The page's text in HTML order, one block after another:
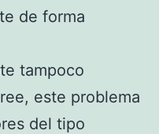
de forma
tampoco
este problema
del tipo